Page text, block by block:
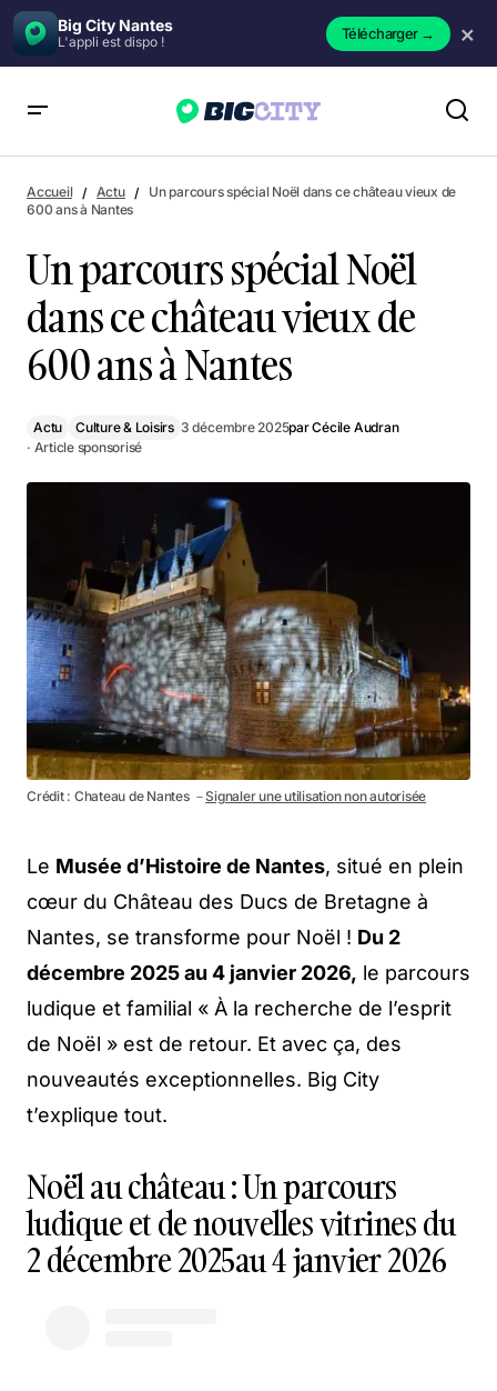
Big City Nantes
L'appli est dispo ! Télécharger→ ×
Nantes
Accueil Actu
Un parcours spécial Noël dans ce château vieux de
600 ans à Nantes
Un parcours spécial Noël
dans ce château vieux de
600 ans à Nantes
Actu Culture & Loisirs 3 décembre 2025parCécile Audran
· Article sponsorisé
Crédit : Chateau de Nantes －Signaler une utilisation non autorisée
Le Musée d’Histoire de Nantes, situé en plein
cœur du Château des Ducs de Bretagne à
Nantes, se transforme pour Noël ! Du 2
décembre 2025 au 4 janvier 2026, le parcours
ludique et familial « À la recherche de l’esprit
de Noël » est de retour. Et avec ça, des
nouveautés exceptionnelles. Big City
t’explique tout.
Noël au château : Un parcours
ludique et de nouvelles vitrines du
2 décembre 2025au 4 janvier 2026